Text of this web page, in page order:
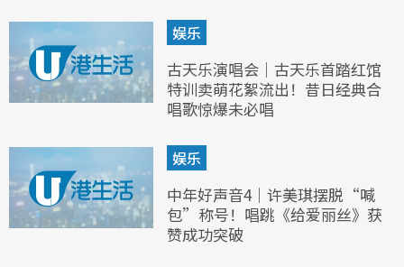
娱乐
古天乐演唱会｜古天乐首踏红馆
特训卖萌花絮流出！昔日经典合
唱歌惊爆未必唱
娱乐
中年好声音4｜许美琪摆脱“喊
包”称号！唱跳《给爱丽丝》获
赞成功突破